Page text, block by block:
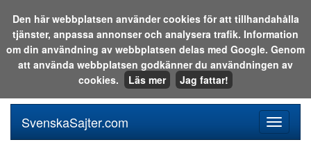
Sök i katalogen eller på webben:
meny
SvenskaSajter.com
Den här webbplatsen använder cookies för att tillhandahålla
tjänster, anpassa annonser och analysera trafik. Information
om din användning av webbplatsen delas med Google. Genom
att använda webbplatsen godkänner du användningen av
cookies.
Läs mer Jag fattar!